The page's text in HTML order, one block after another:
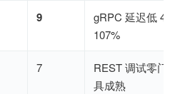
9
gRPC 延迟低
107%
7
REST 调试零门
具成熟